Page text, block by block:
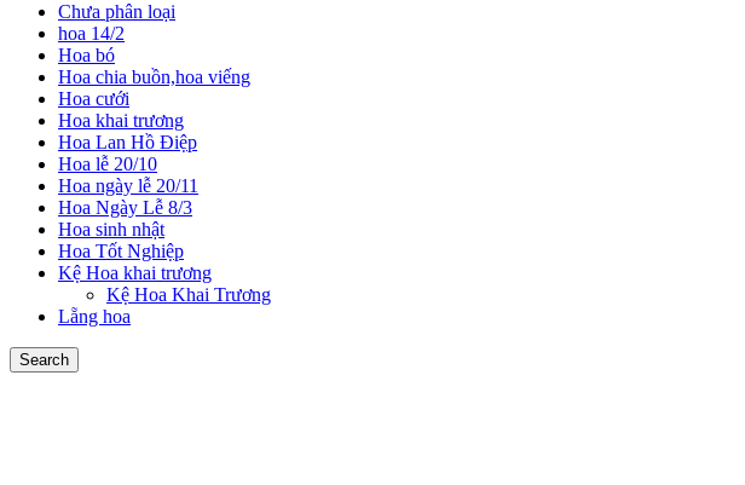
Chưa phân loại
hoa 14/2
Hoa bó
Hoa chia buồn,hoa viếng
Hoa cưới
Hoa khai trương
Hoa Lan Hồ Điệp
Hoa lễ 20/10
Hoa ngày lễ 20/11
Hoa Ngày Lễ 8/3
Hoa sinh nhật
Hoa Tốt Nghiệp
Kệ Hoa khai trương
Kệ Hoa Khai Trương
Lẵng hoa
Search